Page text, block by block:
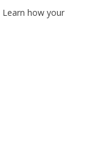
Learn how your